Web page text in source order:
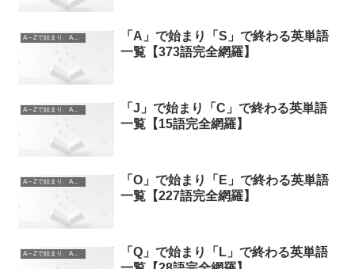
A～Zで始まり、A～Zで終わる英単語
「A」で始まり「S」で終わる英単語
一覧【373語完全網羅】
A～Zで始まり、A～Zで終わる英単語
「J」で始まり「C」で終わる英単語
一覧【15語完全網羅】
A～Zで始まり、A～Zで終わる英単語
「O」で始まり「E」で終わる英単語
一覧【227語完全網羅】
A～Zで始まり、A～Zで終わる英単語
「Q」で始まり「L」で終わる英単語